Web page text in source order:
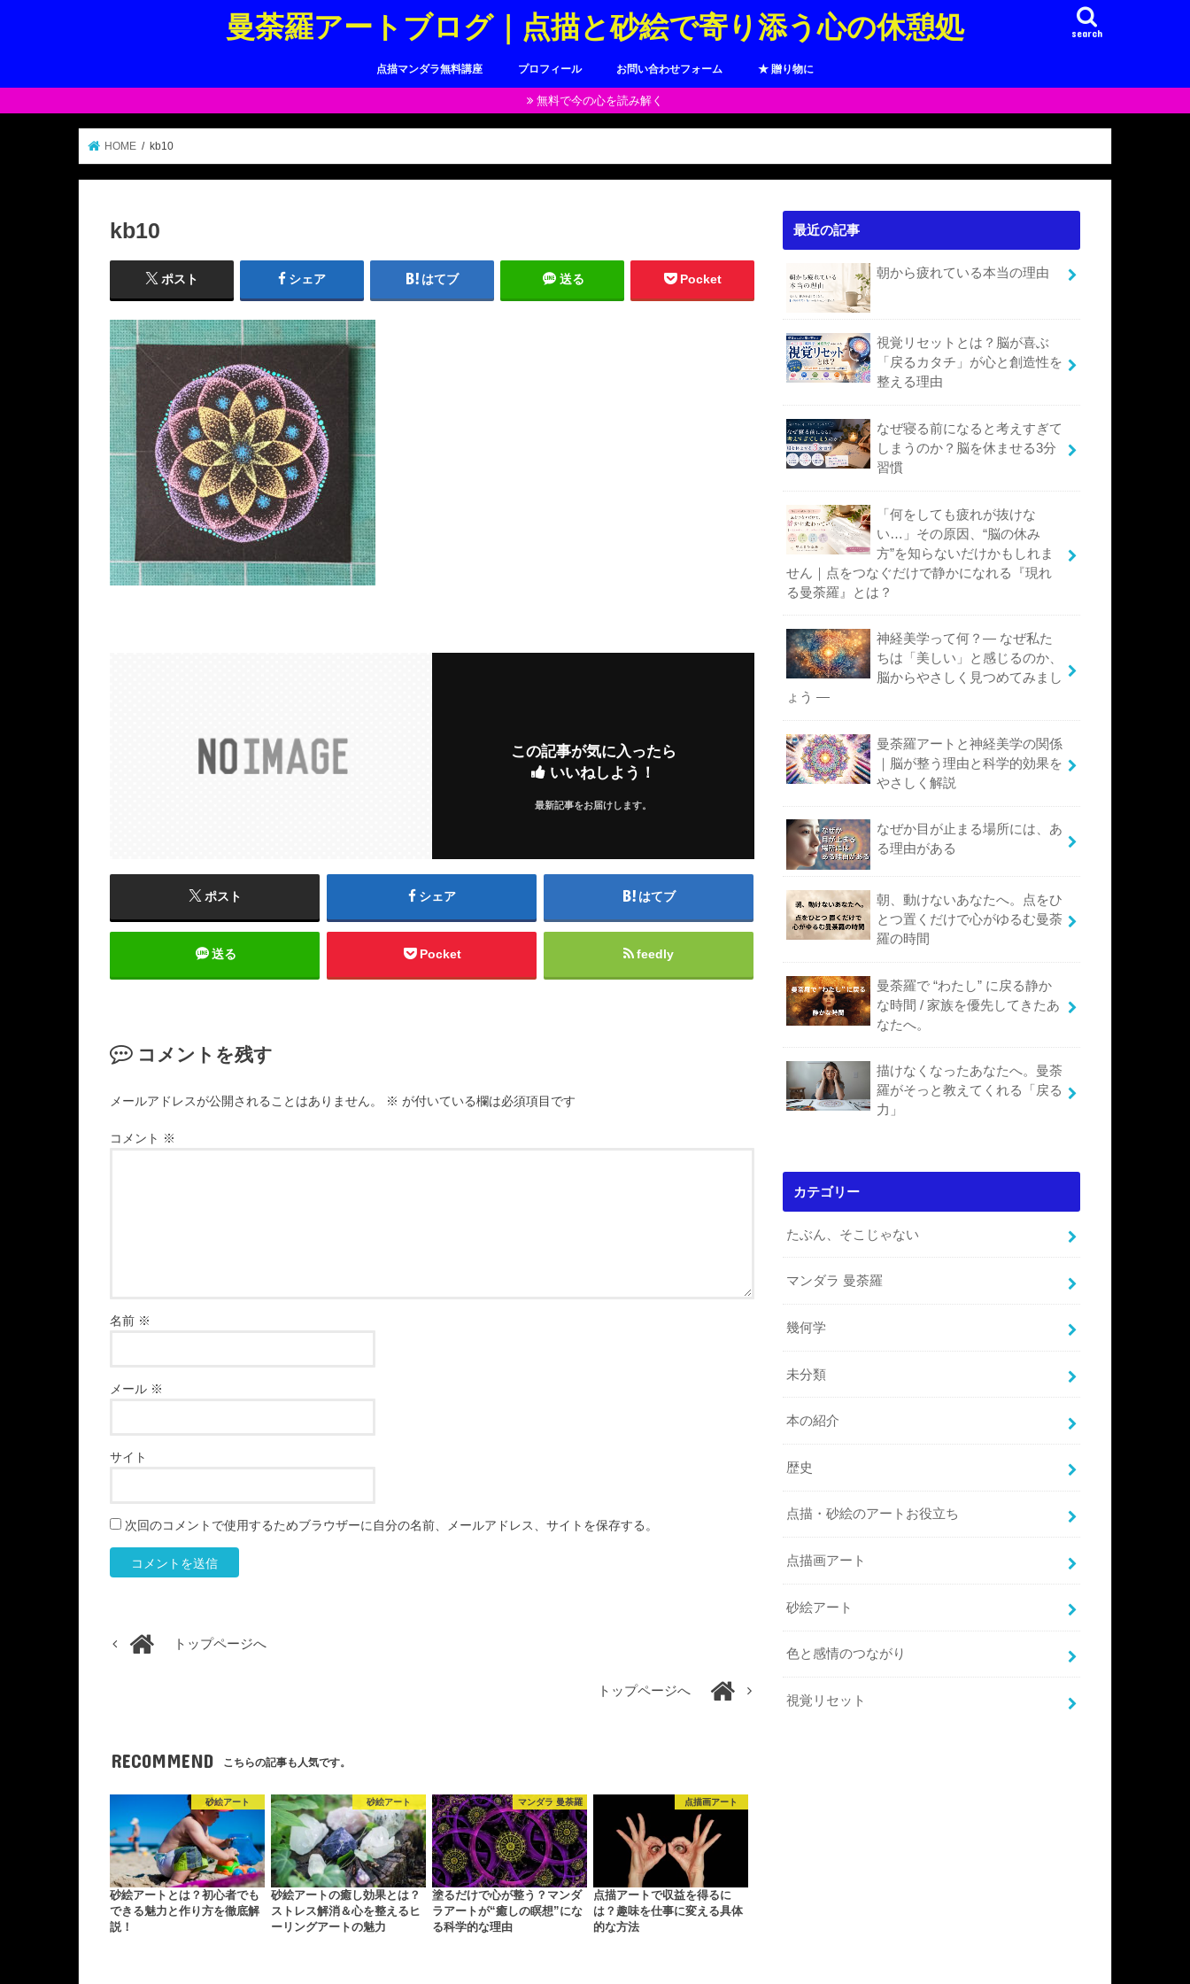
曼荼羅アートブログ｜点描と砂絵で寄り添う心の休憩処 search
点描マンダラ無料講座 プロフィール お問い合わせフォーム ★ 贈り物に
無料で今の心を読み解く
HOME kb10
kb10
ポスト シェア はてブ 送る Pocket
この記事が気に入ったら
いいねしよう！
最新記事をお届けします。
ポスト シェア はてブ
送る Pocket feedly
コメントを残す
メールアドレスが公開されることはありません。 ※ が付いている欄は必須項目です
コメント ※
名前 ※
メール ※
サイト
次回のコメントで使用するためブラウザーに自分の名前、メールアドレス、サイトを保存する。
トップページへ
トップページへ
RECOMMEND こちらの記事も人気です。
砂絵アート
砂絵アートとは？初心者でも
できる魅力と作り方を徹底解
説！
砂絵アート
砂絵アートの癒し効果とは？
ストレス解消＆心を整えるヒ
ーリングアートの魅力
マンダラ 曼荼羅
塗るだけで心が整う？マンダ
ラアートが“癒しの瞑想”にな
る科学的な理由
点描画アート
点描アートで収益を得るに
は？趣味を仕事に変える具体
的な方法
最近の記事
朝から疲れている本当の理由
視覚リセットとは？脳が喜ぶ
「戻るカタチ」が心と創造性を
整える理由
なぜ寝る前になると考えすぎて
しまうのか？脳を休ませる3分
習慣
「何をしても疲れが抜けな
い…」その原因、“脳の休み
方”を知らないだけかもしれま
せん｜点をつなぐだけで静かになれる『現れ
る曼荼羅』とは？
神経美学って何？― なぜ私た
ちは「美しい」と感じるのか、
脳からやさしく見つめてみまし
ょう ―
曼荼羅アートと神経美学の関係
｜脳が整う理由と科学的効果を
やさしく解説
なぜか目が止まる場所には、あ
る理由がある
朝、動けないあなたへ。点をひ
とつ置くだけで心がゆるむ曼荼
羅の時間
曼荼羅で “わたし” に戻る静か
な時間 / 家族を優先してきたあ
なたへ。
描けなくなったあなたへ。曼荼
羅がそっと教えてくれる「戻る
力」
カテゴリー
たぶん、そこじゃない
マンダラ 曼荼羅
幾何学
未分類
本の紹介
歴史
点描・砂絵のアートお役立ち
点描画アート
砂絵アート
色と感情のつながり
視覚リセット